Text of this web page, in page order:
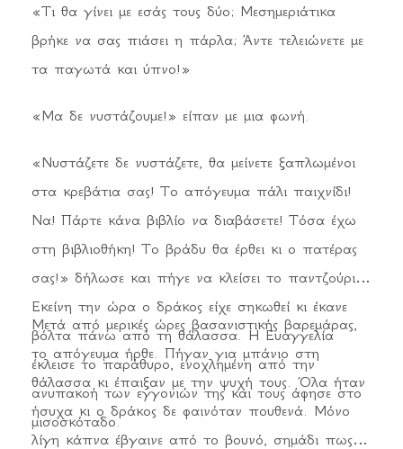
«Τι θα γίνει με εσάς τους δύο; Μεσημεριάτικα
βρήκε να σας πιάσει η πάρλα; Άντε τελειώνετε με
τα παγωτά και ύπνο!»
«Μα δε νυστάζουμε!» είπαν με μια φωνή.
«Νυστάζετε δε νυστάζετε, θα μείνετε ξαπλωμένοι
στα κρεβάτια σας! Το απόγευμα πάλι παιχνίδι!
Να! Πάρτε κάνα βιβλίο να διαβάσετε! Τόσα έχω
στη βιβλιοθήκη! Το βράδυ θα έρθει κι ο πατέρας
σας!» δήλωσε και πήγε να κλείσει το παντζούρι.
Εκείνη την ώρα ο δράκος είχε σηκωθεί κι έκανε
βόλτα πάνω από τη θάλασσα. Η Ευαγγελία
έκλεισε το παράθυρο, ενοχλημένη από την
ανυπακοή των εγγονιών της και τους άφησε στο
μισοσκόταδο.
Μετά από μερικές ώρες βασανιστικής βαρεμάρας,
το απόγευμα ήρθε. Πήγαν για μπάνιο στη
θάλασσα κι έπαιξαν με την ψυχή τους. Όλα ήταν
ήσυχα κι ο δράκος δε φαινόταν πουθενά. Μόνο
λίγη κάπνα έβγαινε από το βουνό, σημάδι πως